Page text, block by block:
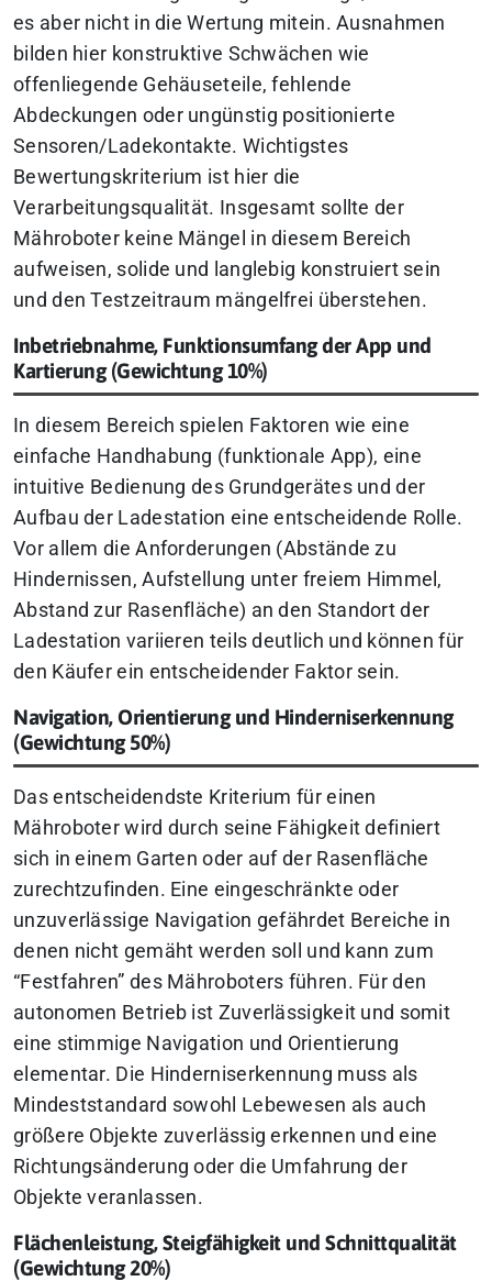
es aber nicht in die Wertung mitein. Ausnahmen
bilden hier konstruktive Schwächen wie
offenliegende Gehäuseteile, fehlende
Abdeckungen oder ungünstig positionierte
Sensoren/Ladekontakte. Wichtigstes
Bewertungskriterium ist hier die
Verarbeitungsqualität. Insgesamt sollte der
Mähroboter keine Mängel in diesem Bereich
aufweisen, solide und langlebig konstruiert sein
und den Testzeitraum mängelfrei überstehen.
Inbetriebnahme, Funktionsumfang der App und
Kartierung (Gewichtung 10%)
In diesem Bereich spielen Faktoren wie eine
einfache Handhabung (funktionale App), eine
intuitive Bedienung des Grundgerätes und der
Aufbau der Ladestation eine entscheidende Rolle.
Vor allem die Anforderungen (Abstände zu
Hindernissen, Aufstellung unter freiem Himmel,
Abstand zur Rasenfläche) an den Standort der
Ladestation variieren teils deutlich und können für
den Käufer ein entscheidender Faktor sein.
Navigation, Orientierung und Hinderniserkennung
(Gewichtung 50%)
Das entscheidendste Kriterium für einen
Mähroboter wird durch seine Fähigkeit definiert
sich in einem Garten oder auf der Rasenfläche
zurechtzufinden. Eine eingeschränkte oder
unzuverlässige Navigation gefährdet Bereiche in
denen nicht gemäht werden soll und kann zum
“Festfahren” des Mähroboters führen. Für den
autonomen Betrieb ist Zuverlässigkeit und somit
eine stimmige Navigation und Orientierung
elementar. Die Hinderniserkennung muss als
Mindeststandard sowohl Lebewesen als auch
größere Objekte zuverlässig erkennen und eine
Richtungsänderung oder die Umfahrung der
Objekte veranlassen.
Flächenleistung, Steigfähigkeit und Schnittqualität
(Gewichtung 20%)